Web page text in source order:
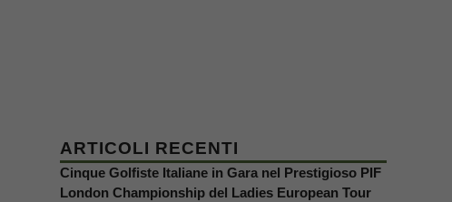
ARTICOLI RECENTI
Cinque Golfiste Italiane in Gara nel Prestigioso PIF
London Championship del Ladies European Tour